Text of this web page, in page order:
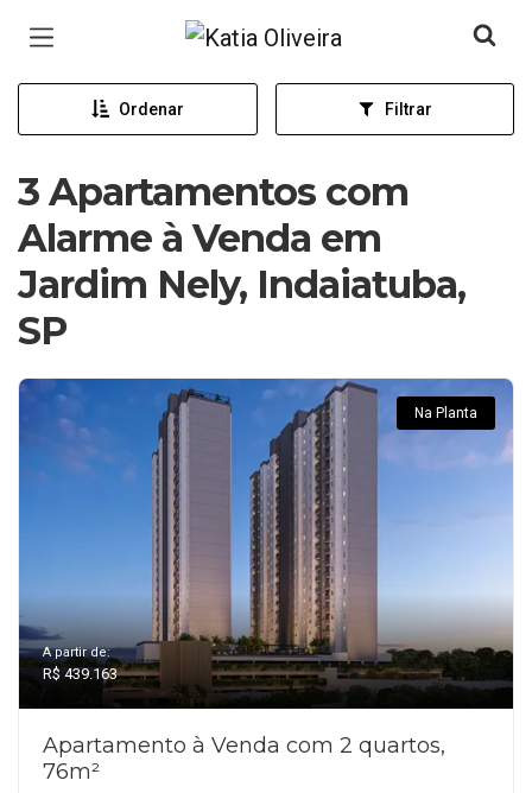
Página inicial
Ordenar Filtrar
3 Apartamentos com
Alarme à Venda em
Jardim Nely, Indaiatuba,
SP
Na Planta
A partir de:
R$ 439.163
Apartamento à Venda com 2 quartos,
76m²